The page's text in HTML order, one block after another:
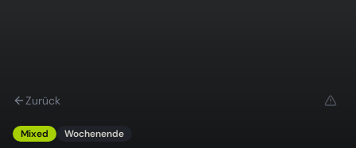
Zurück
Mixed Wochenende